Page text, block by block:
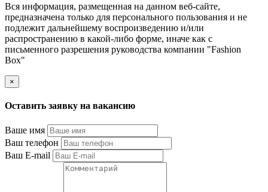
Вся информация, размещенная на данном веб-сайте,
предназначена только для персонального пользования и не
подлежит дальнейшему воспроизведению и/или
распространению в какой-либо форме, иначе как с
письменного разрешения руководства компании "Fashion
Box"
×
Оставить заявку на вакансию
Ваше имя
Ваш телефон
Ваш E-mail